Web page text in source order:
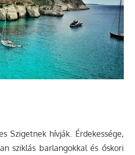
Szigetnek hívják. Érdekessége,
sziklás barlangokkal és őskori